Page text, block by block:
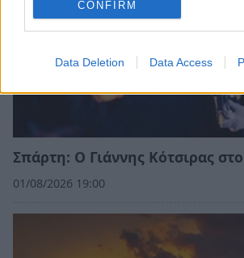
CONFIRM
Data Deletion Data Access
Σπάρτη: Ο Γιάννης Κότσιρας
01/08/2026 19:00